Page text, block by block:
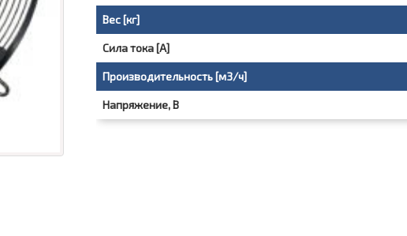
Вес [кг]
Сила тока [A]
Производительность [м3/ч]
Напряжение, В